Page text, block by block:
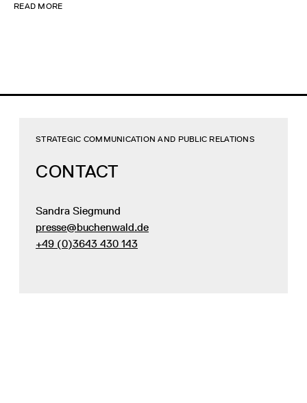
READ MORE
CONTACT
STRATEGIC COMMUNICATION AND PUBLIC RELATIONS
Sandra Siegmund
presse@buchenwald.de
+49 (0)3643 430 143